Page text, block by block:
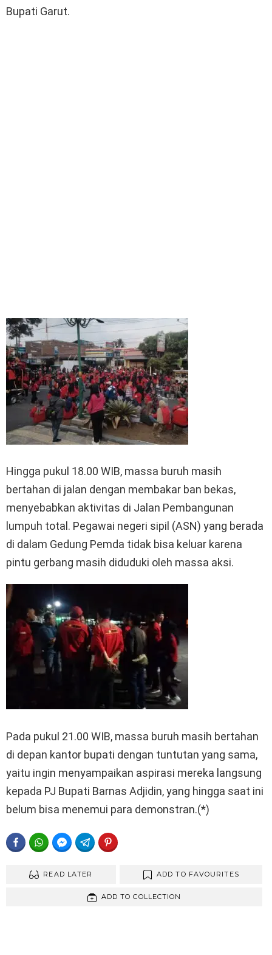
Bupati Garut.
Hingga pukul 18.00 WIB, massa buruh masih
bertahan di jalan dengan membakar ban bekas,
menyebabkan aktivitas di Jalan Pembangunan
lumpuh total. Pegawai negeri sipil (ASN) yang berada
di dalam Gedung Pemda tidak bisa keluar karena
pintu gerbang masih diduduki oleh massa aksi.
Pada pukul 21.00 WIB, massa buruh masih bertahan
di depan kantor bupati dengan tuntutan yang sama,
yaitu ingin menyampaikan aspirasi mereka langsung
kepada PJ Bupati Barnas Adjidin, yang hingga saat ini
belum bisa menemui para demonstran.(*)
FACEBOOKWHATSAPPFACEBOOK MESSENGER
TELEGRAM
READ LATER ADD TO FAVOURITES
ADD TO COLLECTION